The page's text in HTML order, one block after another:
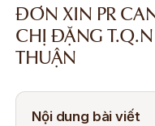
ĐƠN XIN PR
CHỊ ĐẶNG
THUẬN
Nội dung bài viết